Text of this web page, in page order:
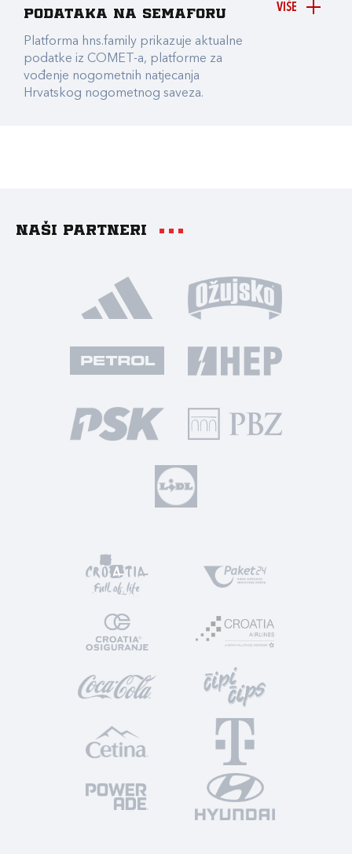
VIŠE
podataka na Semaforu
Platforma hns.family prikazuje aktualne
podatke iz COMET-a, platforme za
vođenje nogometnih natjecanja
Hrvatskog nogometnog saveza.
Naši partneri